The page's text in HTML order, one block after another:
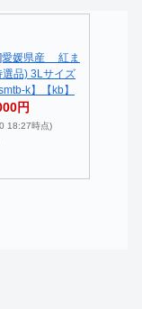
愛媛県産 紅ま
選品) 3Lサイズ
k】【kb】
円
18:27時点)